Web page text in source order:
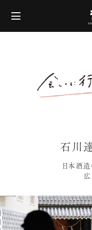
石川
日本酒